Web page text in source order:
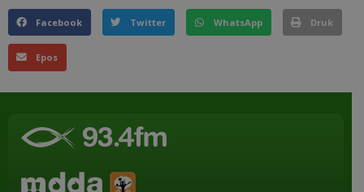
Facebook Twitter WhatsApp Druk
Epos